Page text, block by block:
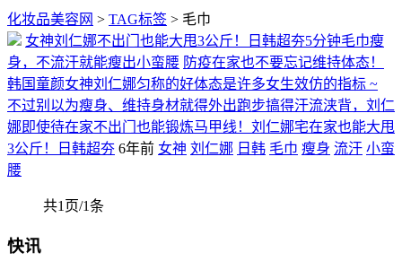
化妆品美容网 > TAG标签 > 毛巾
女神刘仁娜不出门也能大甩3公斤！日韩超夯5分钟毛巾瘦
身，不流汗就能瘦出小蛮腰 防疫在家也不要忘记维持体态！
韩国童颜女神刘仁娜匀称的好体态是许多女生效仿的指标 ~
不过别以为瘦身、维持身材就得外出跑步搞得汗流浃背，刘仁
娜即使待在家不出门也能锻炼马甲线！刘仁娜宅在家也能大甩
3公斤！日韩超夯 6年前 女神 刘仁娜 日韩 毛巾 瘦身 流汗 小蛮
腰
共1页/1条
快讯